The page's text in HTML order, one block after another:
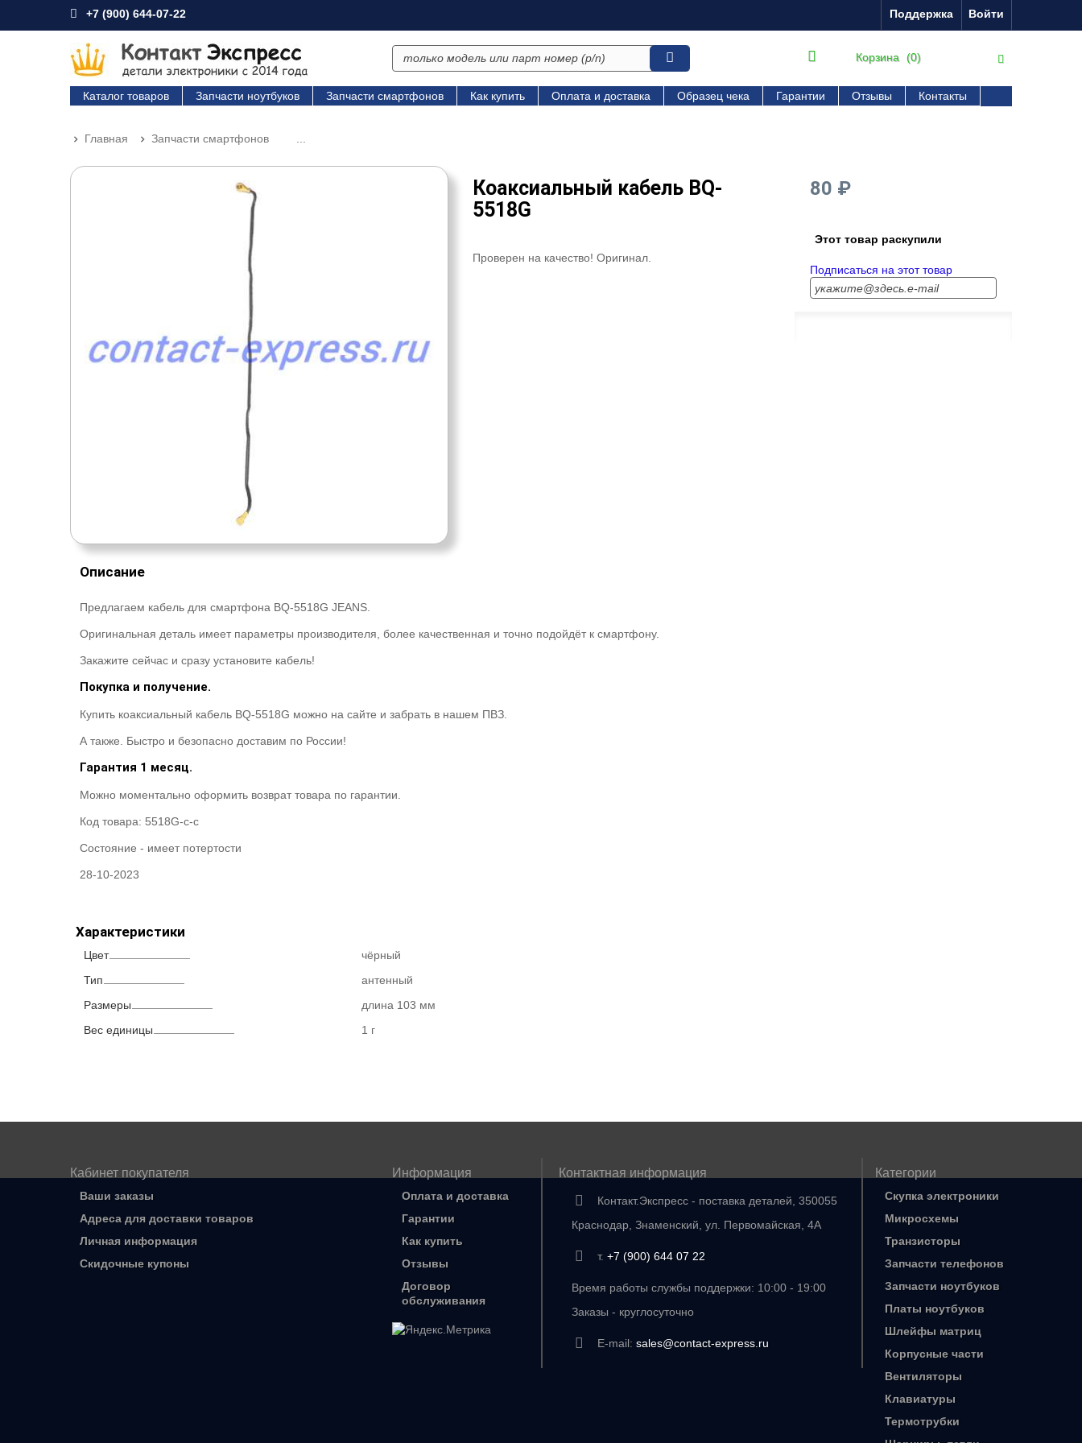
Войти
Поддержка
+7 (900) 644-07-22
Корзина (0)
Каталог товаров Запчасти ноутбуков Запчасти смартфонов Как купить Оплата и доставка Образец чека Гарантии Отзывы Контакты
Главная Запчасти смартфонов
Коаксиальный кабель BQ-
5518G
Проверен на качество! Оригинал.
80 ₽
Этот товар раскупили
Подписаться на этот товар
Описание
Предлагаем кабель для смартфона BQ-5518G JEANS.
Оригинальная деталь имеет параметры производителя, более качественная и точно подойдёт к смартфону.
Закажите сейчас и сразу установите кабель!
Покупка и получение.
Купить коаксиальный кабель BQ-5518G можно на сайте и забрать в нашем ПВЗ.
А также. Быстро и безопасно доставим по России!
Гарантия 1 месяц.
Можно моментально оформить возврат товара по гарантии.
Код товара: 5518G-c-c
Состояние - имеет потертости
28-10-2023
Характеристики
Цвет
чёрный
Тип
антенный
Размеры
длина 103 мм
Вес единицы
1 г
Кабинет покупателя
Ваши заказы
Адреса для доставки товаров
Личная информация
Скидочные купоны
Информация
Оплата и доставка
Гарантии
Как купить
Отзывы
Договор
обслуживания
Контактная информация
Контакт.Экспресс - поставка деталей, 350055
Краснодар, Знаменский, ул. Первомайская, 4А
т. +7 (900) 644 07 22
Время работы службы поддержки: 10:00 - 19:00
Заказы - круглосуточно
E-mail: sales@contact-express.ru
Категории
Скупка электроники
Микросхемы
Транзисторы
Запчасти телефонов
Запчасти ноутбуков
Платы ноутбуков
Шлейфы матриц
Корпусные части
Вентиляторы
Клавиатуры
Термотрубки